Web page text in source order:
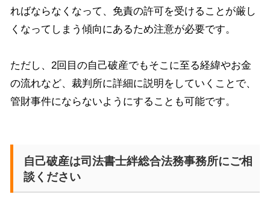
ればならなくなって、免責の許可を受けることが厳し
くなってしまう傾向にあるため注意が必要です。
ただし、 2回目の自己破産でもそこに至る経緯やお金
の流れなど、裁判所に詳細に説明をしていくことで、
管財事件にならないようにすることも可能です。
自己破産は司法書士絆総合法務事務所にご相
談ください